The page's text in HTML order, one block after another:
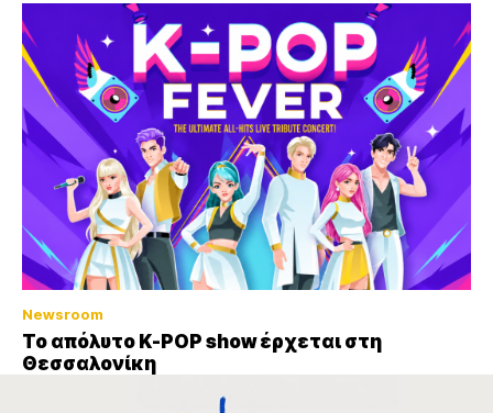
Newsroom
Το απόλυτο K-POP show έρχεται στη
Θεσσαλονίκη